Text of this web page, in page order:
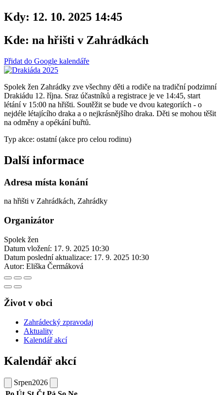
Kdy: 12. 10. 2025 14:45
Kde: na hřišti v Zahrádkách
Přidat do Google kalendáře
Spolek žen Zahrádky zve všechny děti a rodiče na tradiční podzimní
Drakiádu 12. října. Sraz účastníků a registrace je ve 14:45, start
létání v 15:00 na hřišti. Soutěžit se bude ve dvou kategoriích - o
nejdéle létajícího draka a o nejkrásnějšího draka. Děti se mohou těšit
na odměny a opékání buřtů.
Typ akce: ostatní (akce pro celou rodinu)
Další informace
Adresa místa konání
na hřišti v Zahrádkách, Zahrádky
Organizátor
Spolek žen
Datum vložení: 17. 9. 2025 10:30
Datum poslední aktualizace: 17. 9. 2025 10:30
Autor: Eliška Čermáková
Život v obci
Zahrádecký zpravodaj
Aktuality
Kalendář akcí
Kalendář akcí
Srpen2026